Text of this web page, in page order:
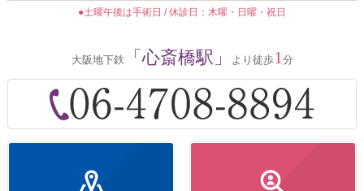
●土曜午後は手術日 / 休診日：木曜・日曜・祝日
大阪地下鉄 「心斎橋駅」 より徒歩1分